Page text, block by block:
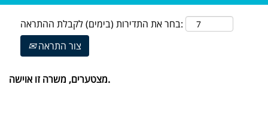
בחר את התדירות (בימים) לקבלת ההתראה:
צור התראה
מצטערים, משרה זו אוישה.